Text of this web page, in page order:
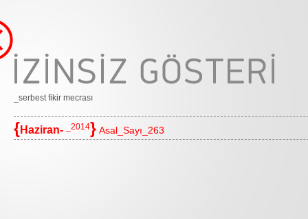
_serbest fikir mecrası
{Haziran- _2014} Asal_Sayı_263